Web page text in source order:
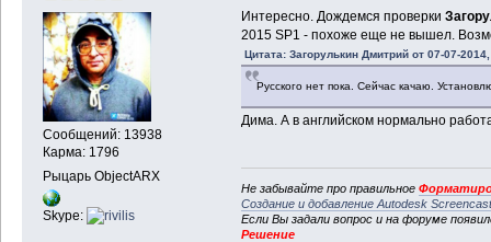
Сообщений: 13938
Карма: 1796
Рыцарь ObjectARX
Skype:
Интересно. Дождемся проверки
2015 SP1 - похоже еще не вышел.
Цитата: Загорулькин Дмитрий от 07-07-
Русского нет пока. Сейчас качаю.
Дима. А в английском нормально
Не забывайте про правильное
Создание и добавление Autodesk
Если Вы задали вопрос и на форуме
Решение